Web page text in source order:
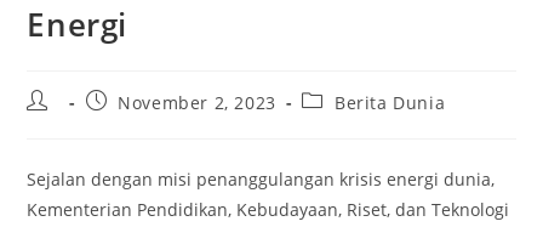
Energi
Post
PostNovember 2, 2023
PostBerita Dunia
Sejalan dengan misi penanggulangan krisis energi dunia,
Kementerian Pendidikan, Kebudayaan, Riset, dan Teknologi